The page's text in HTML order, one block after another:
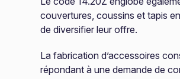
couvertures, coussins et tapis
de diversifier leur offre.
La fabrication d’accessoires
répondant à une demande de